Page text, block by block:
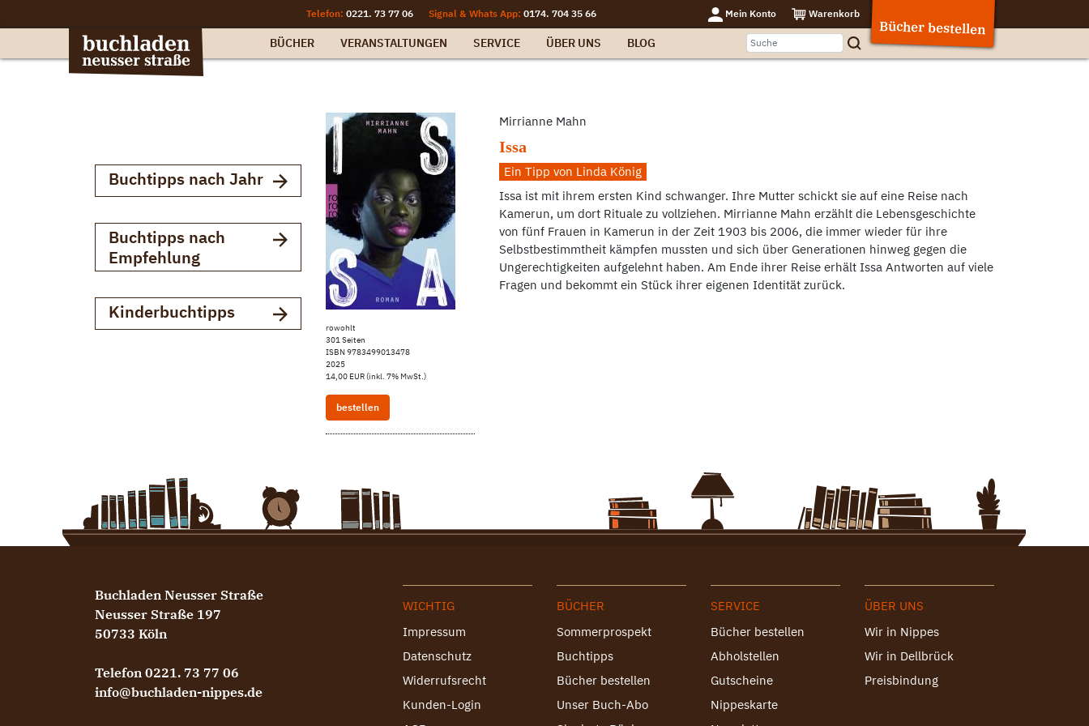
Telefon: 0221. 73 77 06 Signal & Whats App: 0174. 704 35 66 Mein Konto Warenkorb
Bücher bestellen
BÜCHER VERANSTALTUNGEN SERVICE ÜBER UNS BLOG
Buchtipps nach Jahr
Buchtipps nach
Empfehlung
Kinderbuchtipps
rowohlt
301 Seiten
ISBN 9783499013478
2025
14,00 EUR (inkl. 7% MwSt.)
bestellen
Mirrianne Mahn
Issa
Ein Tipp von Linda König
Issa ist mit ihrem ersten Kind schwanger. Ihre Mutter schickt sie auf eine Reise nach
Kamerun, um dort Rituale zu vollziehen. Mirrianne Mahn erzählt die Lebensgeschichte
von fünf Frauen in Kamerun in der Zeit 1903 bis 2006, die immer wieder für ihre
Selbstbestimmtheit kämpfen mussten und sich über Generationen hinweg gegen die
Ungerechtigkeiten aufgelehnt haben. Am Ende ihrer Reise erhält Issa Antworten auf viele
Fragen und bekommt ein Stück ihrer eigenen Identität zurück.
Buchladen Neusser Straße
Neusser Straße 197
50733 Köln
Telefon 0221. 73 77 06
info@buchladen-nippes.de
WICHTIG
Impressum
Datenschutz
Widerrufsrecht
Kunden-Login
BÜCHER
Sommerprospekt
Buchtipps
Bücher bestellen
Unser Buch-Abo
SERVICE
Bücher bestellen
Abholstellen
Gutscheine
Nippeskarte
ÜBER UNS
Wir in Nippes
Wir in Dellbrück
Preisbindung